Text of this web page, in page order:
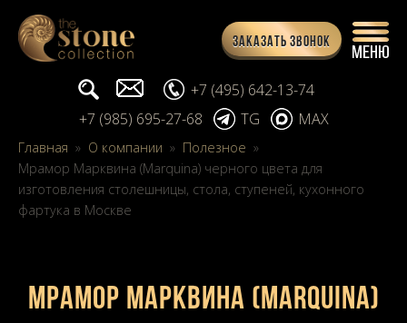
Заказать звонок
Поиск... info@stone-collection.ru
+7 (495) 642-13-74
+7 (985) 695-27-68
TG MAX
Главная » О компании » Полезное »
Мрамор Марквина (Marquina) черного цвета для
изготовления столешницы, стола, ступеней, кухонного
фартука в Москве
Мрамор Марквина (Marquina)